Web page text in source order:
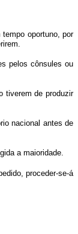
oportuno, por
pelos cônsules ou
tiverem de produzir
nacional antes de
a maioridade.
proceder-se-á